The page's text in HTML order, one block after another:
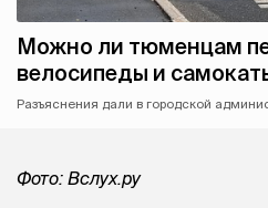
Можно ли тюменцам
велосипеды и
Разъяснения дали в городской
Фото: Вслух.ру